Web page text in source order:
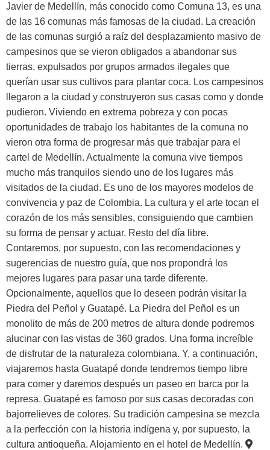
Javier de Medellín, más conocido como Comuna 13, es una
de las 16 comunas más famosas de la ciudad. La creación
de las comunas surgió a raíz del desplazamiento masivo de
campesinos que se vieron obligados a abandonar sus
tierras, expulsados por grupos armados ilegales que
querían usar sus cultivos para plantar coca. Los campesinos
llegaron a la ciudad y construyeron sus casas como y donde
pudieron. Viviendo en extrema pobreza y con pocas
oportunidades de trabajo los habitantes de la comuna no
vieron otra forma de progresar más que trabajar para el
cartel de Medellín. Actualmente la comuna vive tiempos
mucho más tranquilos siendo uno de los lugares más
visitados de la ciudad. Es uno de los mayores modelos de
convivencia y paz de Colombia. La cultura y el arte tocan el
corazón de los más sensibles, consiguiendo que cambien
su forma de pensar y actuar. Resto del día libre.
Contaremos, por supuesto, con las recomendaciones y
sugerencias de nuestro guía, que nos propondrá los
mejores lugares para pasar una tarde diferente.
Opcionalmente, aquellos que lo deseen podrán visitar la
Piedra del Peñol y Guatapé. La Piedra del Peñol es un
monolito de más de 200 metros de altura donde podremos
alucinar con las vistas de 360 grados. Una forma increíble
de disfrutar de la naturaleza colombiana. Y, a continuación,
viajaremos hasta Guatapé donde tendremos tiempo libre
para comer y daremos después un paseo en barca por la
represa. Guatapé es famoso por sus casas decoradas con
bajorrelieves de colores. Su tradición campesina se mezcla
a la perfección con la historia indígena y, por supuesto, la
cultura antioqueña. Alojamiento en el hotel de Medellín.